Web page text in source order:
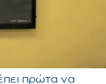
πρώτα να